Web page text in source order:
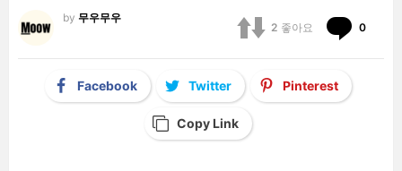
by 무우무우
2 좋아요 0
Facebook Twitter Pinterest
Copy Link